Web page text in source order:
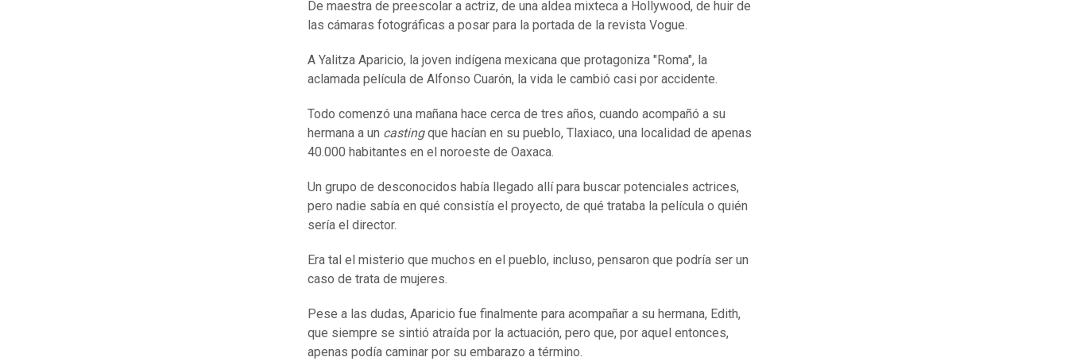
De maestra de preescolar a actriz, de una aldea mixteca a Hollywood, de huir de
las cámaras fotográficas a posar para la portada de la revista Vogue.
A Yalitza Aparicio, la joven indígena mexicana que protagoniza "Roma", la
aclamada película de Alfonso Cuarón, la vida le cambió casi por accidente.
Todo comenzó una mañana hace cerca de tres años, cuando acompañó a su
hermana a un castingque hacían en su pueblo, Tlaxiaco, una localidad de apenas
40.000 habitantes en el noroeste de Oaxaca.
Un grupo de desconocidos había llegado allí para buscar potenciales actrices,
pero nadie sabía en qué consistía el proyecto, de qué trataba la película o quién
sería el director.
Era tal el misterio que muchos en el pueblo, incluso, pensaron que podría ser un
caso de trata de mujeres.
Pese a las dudas, Aparicio fue finalmente para acompañar a su hermana, Edith,
que siempre se sintió atraída por la actuación, pero que, por aquel entonces,
apenas podía caminar por su embarazo a término.